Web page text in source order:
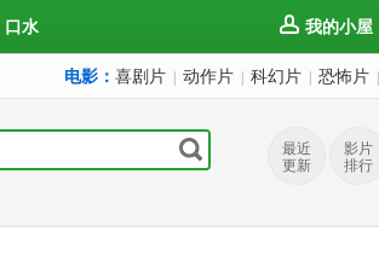
口水 我的小屋
电影： 喜剧片 动作片 科幻片 恐怖片
最近
更新
影片
排行